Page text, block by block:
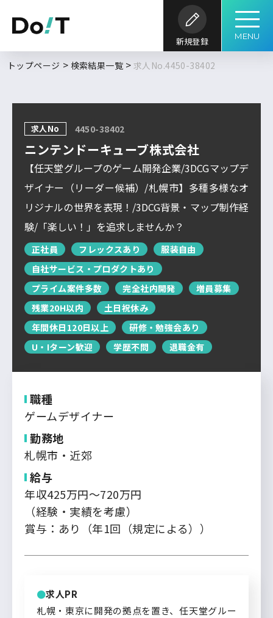
新規登録 MENU
DoITについて
サービス概要 求人特集 よくあるご質問
運営会社について
企業担当者の方へ
お問い合わせ
求人を探す
新着求人一覧
検索履歴はありません。
勤務地 職種 開発内容
言語 キーワード
北海道
東北
関東
北信越
東海
関西
中国・四国
九州・沖縄
トップページ 検索結果一覧 求人No.4450-38402
求人No 4450-38402
ニンテンドーキューブ株式会社
【任天堂グループのゲーム開発企業/3DCGマップデ
ザイナー（リーダー候補）/札幌市】多種多様なオ
リジナルの世界を表現！/3DCG背景・マップ制作経
験/「楽しい！」を追求しませんか？
正社員 フレックスあり
服装自由
自社サービス・プロダクトあり
プライム案件多数
完全社内開発
増員募集
残業20H以内
土日祝休み
年間休日120日以上
研修・勉強会あり
U・Iターン歓迎
学歴不問 退職金有
職種
ゲームデザイナー
勤務地
札幌市・近郊
給与
年収425万円～720万円
（経験・実績を考慮）
賞与：あり（年1回（規定による））
求人PR
札幌・東京に開発の拠点を置き、任天堂グルー